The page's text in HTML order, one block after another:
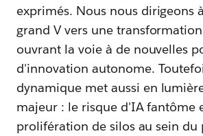
exprimés. Nous nous dirigeons
grand V vers une
ouvrant la voie à de nouvelles
d'innovation autonome.
dynamique met aussi en
majeur : le risque d'IA fantôme
prolifération de silos au sein du